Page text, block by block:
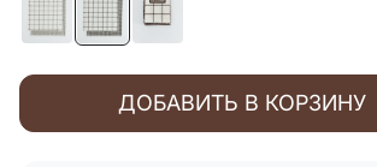
ДОБАВИТЬ В КОРЗИНУ